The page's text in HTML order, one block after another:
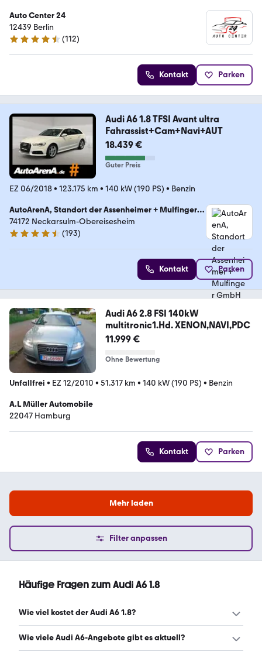
Auto Center 24
12439 Berlin
4.6 Sterne
(112)
Kontakt Parken
Audi A6 1.8 TFSI Avant ultra
Fahrassist+Cam+Navi+AUT
18.439 €
Guter Preis
EZ 06/2018• 123.175 km • 140 kW (190 PS) • Benzin
AutoArenA, Standort der Assenheimer + Mulfinger
GmbH & Co. KG
74172 Neckarsulm-Obereisesheim
4.5 Sterne
(193)
Kontakt Parken
Audi A6 2.8 FSI 140kW
multitronic1.Hd. XENON,NAVI,PDC
11.999 €
Ohne Bewertung
Unfallfrei • EZ 12/2010 • 51.317 km • 140 kW (190 PS) • Benzin
A.L Müller Automobile
22047 Hamburg
Kontakt Parken
Mehr laden
Filter anpassen
Häufige Fragen zum Audi A6 1.8
Wie viel kostet der Audi A6 1.8?
Ein guter Preis für einen Audi A6 1.8 liegt zwischen 2.725 €
Wie viele Audi A6-Angebote gibt es aktuell?